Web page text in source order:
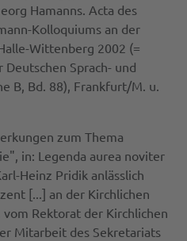
Hamanns. Acta des
Kolloquiums an der
Wittenberg 2002 (=
Sprach- und
B, Bd. 88), Frankfurt/M. u.
zum Thema
in: Legenda aurea noviter
Heinz Pridik anlässlich
[...] an der Kirchlichen
Rektorat der Kirchlichen
Mitarbeit des Sekretariats